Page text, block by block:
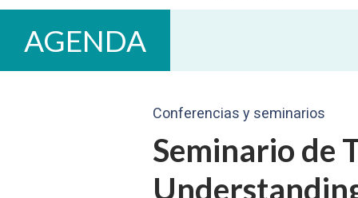
AGENDA
Conferencias y seminarios
Seminario de